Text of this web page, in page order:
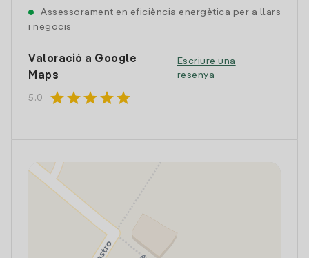
Assessorament en eficiència energètica per a llars
i negocis
Valoració a Google
Maps
5.0 starstarstarstarstar
Escriure una
resenya